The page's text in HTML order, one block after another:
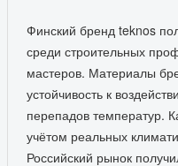
Финский бренд teknos
среди строительных
мастеров. Материалы
устойчивость к
перепадов температур.
учётом реальных
Российский рынок